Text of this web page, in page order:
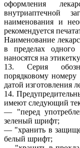
оформления
внутриаптечной
наименования и
рекомендуется
Наименование
в пределах одного
наносятся на
13. Серия
порядковому
датой изготовления
14.
имеют следующий
— "перед
зеленый шрифт;
— "хранить в
белый шрифт;